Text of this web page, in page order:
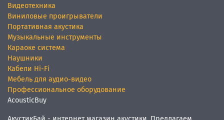
Видеотехника
Виниловые проигрыватели
Портативная акустика
Музыкальные инструменты
Караоке система
Наушники
Кабели Hi-Fi
Мебель для аудио-видео
Профессиональное оборудование
AcousticBuy